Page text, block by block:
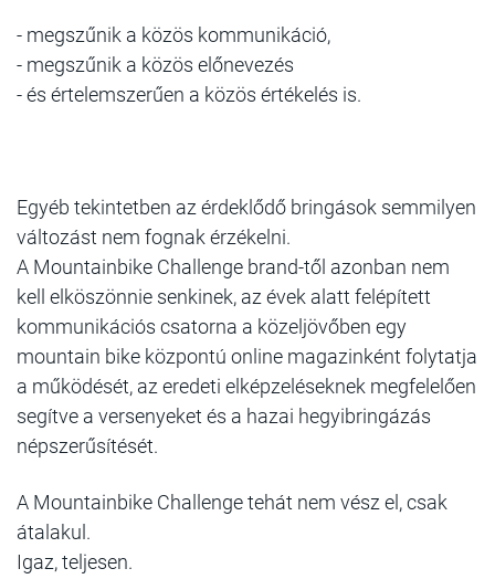
- megszűnik a közös kommunikáció,
- megszűnik a közös előnevezés
- és értelemszerűen a közös értékelés is.
Egyéb tekintetben az érdeklődő bringások semmilyen
változást nem fognak érzékelni.
A Mountainbike Challenge brand-től azonban nem
kell elköszönnie senkinek, az évek alatt felépített
kommunikációs csatorna a közeljövőben egy
mountain bike központú online magazinként folytatja
a működését, az eredeti elképzeléseknek megfelelően
segítve a versenyeket és a hazai hegyibringázás
népszerűsítését.
A Mountainbike Challenge tehát nem vész el, csak
átalakul.
Igaz, teljesen.